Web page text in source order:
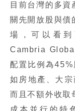
目前台灣的多資
關先開放股與債
場，可以看
Cambria
配置比例為45%
如房地產、大
而且不額外收取
成本並行的特